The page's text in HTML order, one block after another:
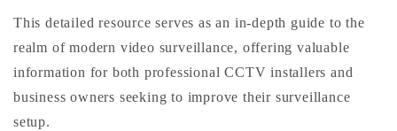
This detailed resource serves as an in-depth guide to the
realm of modern video surveillance, offering valuable
information for both professional CCTV installers and
business owners seeking to improve their surveillance
setup.